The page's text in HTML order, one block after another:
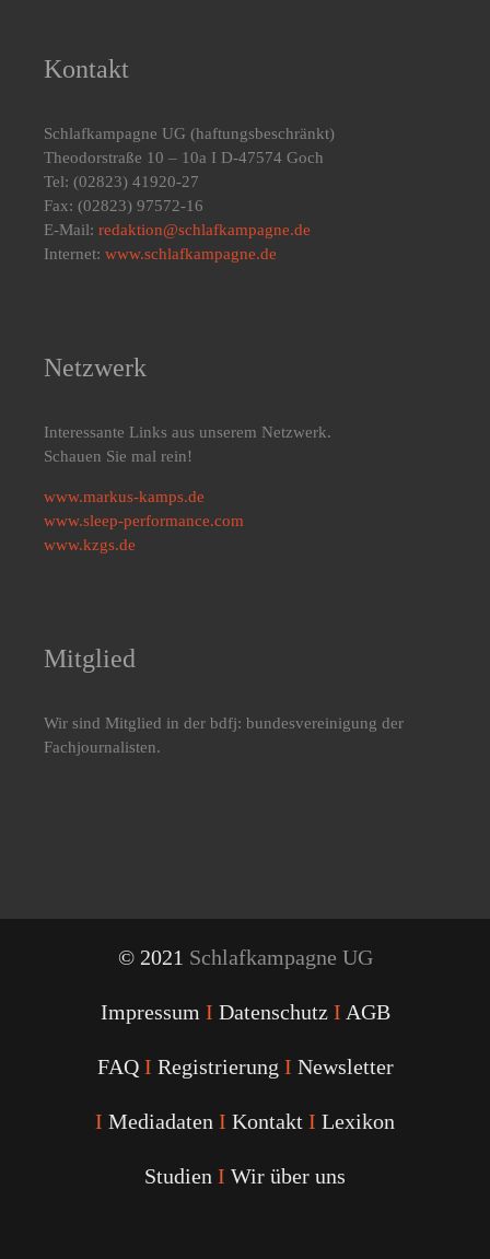
Kontakt
Schlafkampagne UG (haftungsbeschränkt)
Theodorstraße 10 – 10a I D-47574 Goch
Tel: (02823) 41920-27
Fax: (02823) 97572-16
E-Mail: redaktion@schlafkampagne.de
Internet: www.schlafkampagne.de
Netzwerk
Interessante Links aus unserem Netzwerk.
Schauen Sie mal rein!
www.markus-kamps.de
www.sleep-performance.com
www.kzgs.de
Mitglied
Wir sind Mitglied in der bdfj: bundesvereinigung der
Fachjournalisten.
© 2021 Schlafkampagne UG
Impressum I Datenschutz I AGB
FAQ I Registrierung I Newsletter
I Mediadaten I Kontakt I Lexikon
Studien I Wir über uns